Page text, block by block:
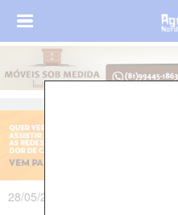
28/05/2026 às 08h00m